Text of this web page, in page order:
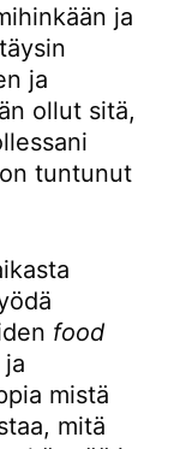
ja
ja
ollut sitä,
tuntunut
food
ja
mistä
mitä